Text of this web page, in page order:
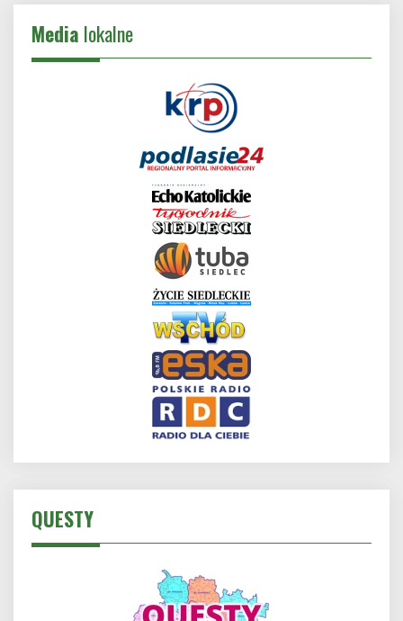
Media lokalne
QUESTY